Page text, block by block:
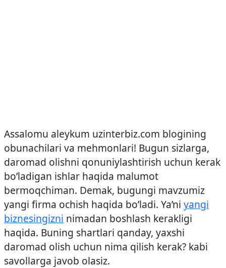
Assalomu aleykum uzinterbiz.com blogining
obunachilari va mehmonlari! Bugun sizlarga,
daromad olishni qonuniylashtirish uchun kerak
bo’ladigan ishlar haqida malumot
bermoqchiman. Demak, bugungi mavzumiz
yangi firma ochish haqida bo’ladi. Ya’ni yangi
biznesingizni nimadan boshlash kerakligi
haqida. Buning shartlari qanday, yaxshi
daromad olish uchun nima qilish kerak? kabi
savollarga javob olasiz.